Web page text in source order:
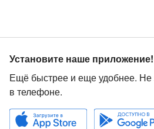
Установите наше приложение!
Ещё быстрее и еще удобнее. Не
в телефоне.